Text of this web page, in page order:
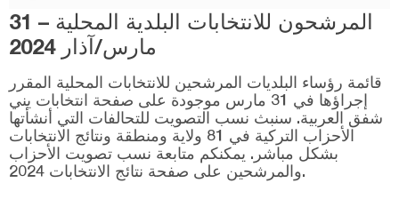
ساروهانلي
شيهزاديلار
صوما
طورغوتلو
يونس إيمريه
المرشحون للانتخابات البلدية المحلية – 31
مارس/آذار 2024
قائمة رؤساء البلديات المرشحين للانتخابات المحلية المقرر
إجراؤها في 31 مارس موجودة على صفحة انتخابات يني
شفق العربية. سنبث نسب التصويت للتحالفات التي أنشأتها
الأحزاب التركية في 81 ولاية ومنطقة ونتائج الانتخابات
بشكل مباشر. يمكنكم متابعة نسب تصويت الأحزاب
والمرشحين على صفحة نتائج الانتخابات 2024.